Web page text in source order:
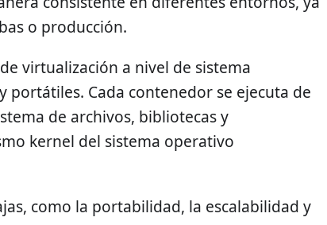
o producción.
virtualización a nivel de sistema
Cada contenedor se ejecuta de
de archivos, bibliotecas y
kernel del sistema operativo
como la portabilidad, la escalabilidad y